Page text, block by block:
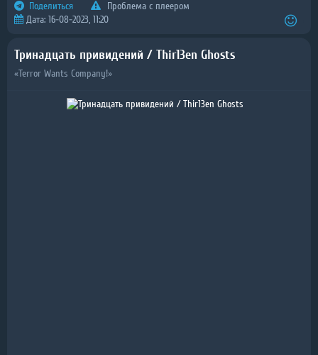
Поделиться
Проблема с плеером
Дата: 16-08-2023, 11:20
Тринадцать привидений / Thir13en Ghosts
«Terror Wants Company!»